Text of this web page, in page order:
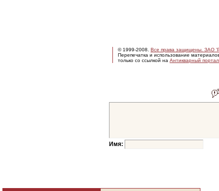
© 1999-2008. Все права защищены. ЗАО
Перепечатка и использование
только со ссылкой на Антикварный
Имя: